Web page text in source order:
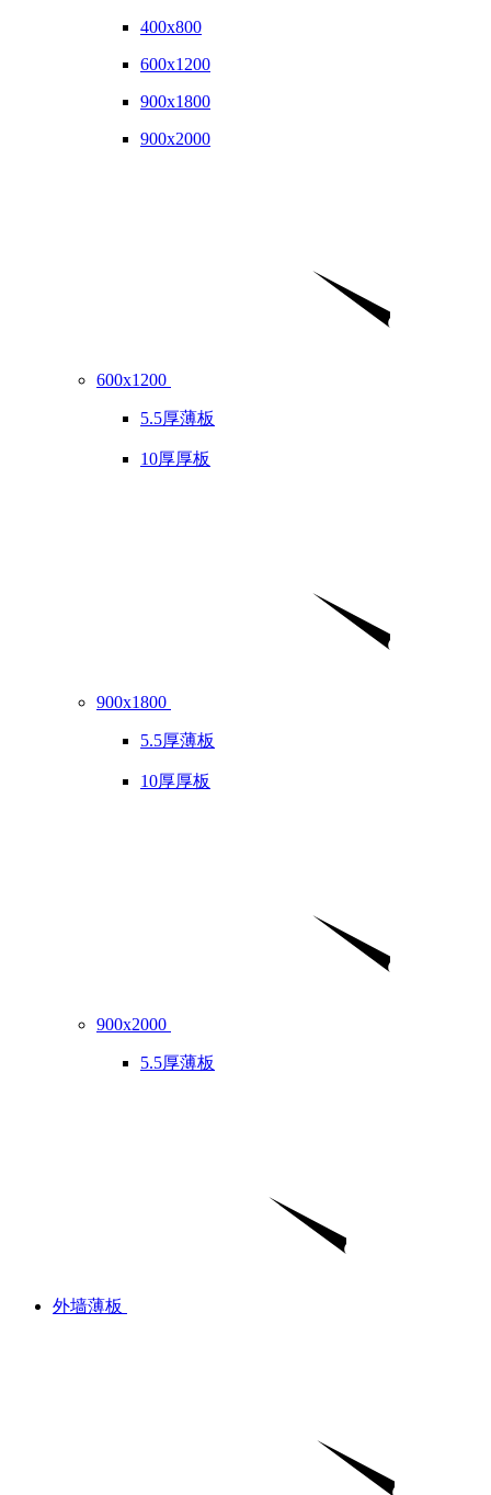
400x800
600x1200
900x1800
900x2000
600x1200
5.5厚薄板
10厚厚板
900x1800
5.5厚薄板
10厚厚板
900x2000
5.5厚薄板
外墙薄板